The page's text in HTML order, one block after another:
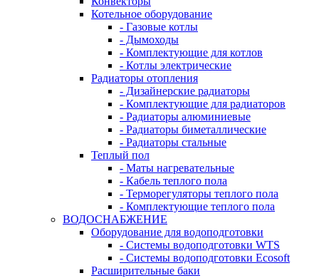
Котельное оборудование
- Газовые котлы
- Дымоходы
- Комплектующие для котлов
- Котлы электрические
Радиаторы отопления
- Дизайнерские радиаторы
- Комплектующие для радиаторов
- Радиаторы алюминиевые
- Радиаторы биметаллические
- Радиаторы стальные
Теплый пол
- Маты нагревательные
- Кабель теплого пола
- Терморегуляторы теплого пола
- Комплектующие теплого пола
ВОДОСНАБЖЕНИЕ
Оборудование для водоподготовки
- Системы водоподготовки WTS
- Системы водоподготовки Ecosoft
Расширительные баки